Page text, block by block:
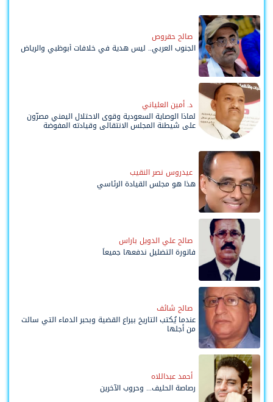
صالح حقروص
الجنوب العربي.. ليس هدية في خلافات أبوظبي والرياض
د. أمين العلياني
لماذا الوصاية السعودية وقوى الاحتلال اليمني مصرّون
على شيطنة المجلس الانتقالي وقيادته المفوضة
عيدروس نصر النقيب
هذا هو مجلس القيادة الرئاسي
صالح علي الدويل باراس
فاتورة التضليل ندفعها جميعاً
صالح شائف
عندما يُكتب التاريخ بيراع القضية وبحبر الدماء التي سالت
من أجلها
أحمد عبداللاه
رصاصة الحليف... وحروب الآخرين